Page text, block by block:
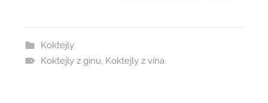
Koktejly
Koktejly z ginu, Koktejly z vína